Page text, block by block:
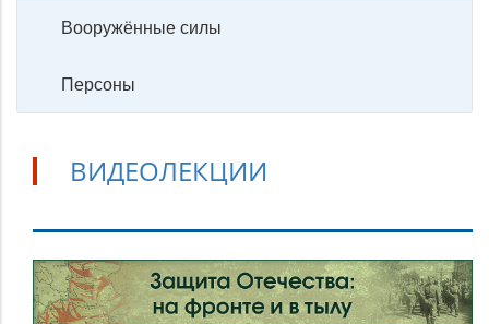
Вооружённые силы
Персоны
ВИДЕОЛЕКЦИИ
Видеолекции